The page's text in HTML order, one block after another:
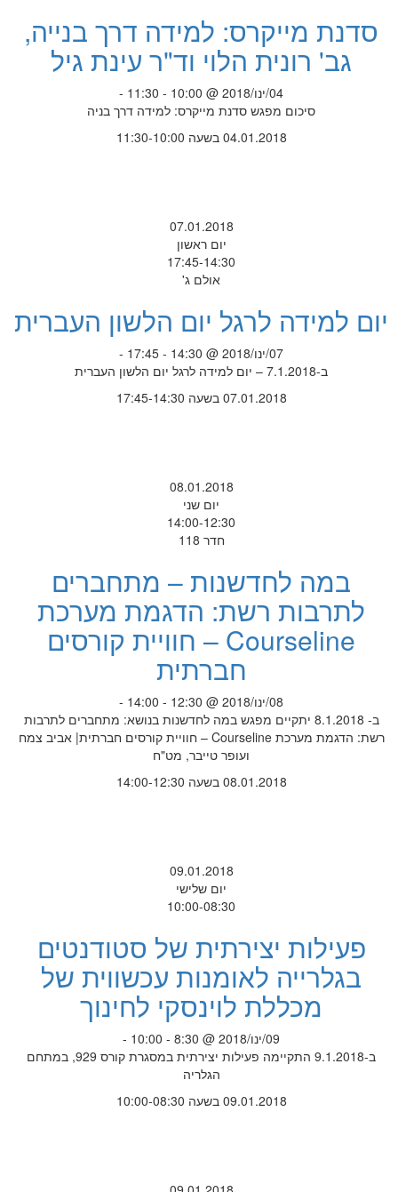
סדנת מייקרס: למידה דרך בנייה,
גב' רונית הלוי וד"ר עינת גיל
04/ינו/2018 @ 10:00 - 11:30 -
סיכום מפגש סדנת מייקרס: למידה דרך בניה
04.01.2018 בשעה 11:30-10:00
07.01.2018
יום ראשון
17:45-14:30
אולם ג'
יום למידה לרגל יום הלשון העברית
07/ינו/2018 @ 14:30 - 17:45 -
ב-7.1.2018 – יום למידה לרגל יום הלשון העברית
07.01.2018 בשעה 17:45-14:30
08.01.2018
יום שני
14:00-12:30
חדר 118
במה לחדשנות – מתחברים
לתרבות רשת: הדגמת מערכת
Courseline – חוויית קורסים
חברתית
08/ינו/2018 @ 12:30 - 14:00 -
ב- 8.1.2018 יתקיים מפגש במה לחדשנות בנושא: מתחברים לתרבות
רשת: הדגמת מערכת Courseline – חוויית קורסים חברתית| אביב צמח
ועופר טייבר, מט"ח
08.01.2018 בשעה 14:00-12:30
09.01.2018
יום שלישי
10:00-08:30
פעילות יצירתית של סטודנטים
בגלרייה לאומנות עכשווית של
מכללת לוינסקי לחינוך
09/ינו/2018 @ 8:30 - 10:00 -
ב-9.1.2018 התקיימה פעילות יצירתית במסגרת קורס 929, במתחם
הגלריה
09.01.2018 בשעה 10:00-08:30